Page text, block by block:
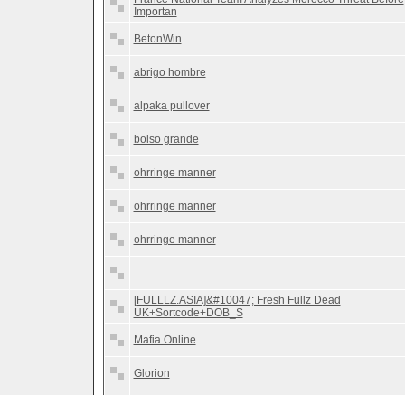
Importan
BetonWin
abrigo hombre
alpaka pullover
bolso grande
ohrringe manner
ohrringe manner
ohrringe manner
[FULLLZ.ASIA]&#10047; Fresh Fullz Dead
UK+Sortcode+DOB_S
Mafia Online
Glorion